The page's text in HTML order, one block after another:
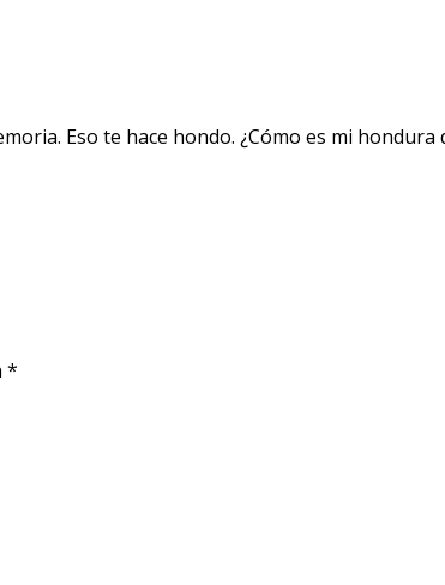
Eso te hace hondo. ¿Cómo es mi hondura
*